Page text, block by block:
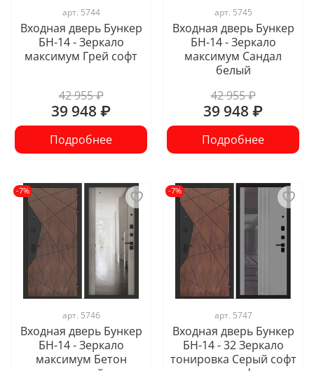
арт. 5744
Входная дверь Бункер
БН-14 - Зеркало
максимум Грей софт
42 955 ₽
39 948 ₽
Подробнее
арт. 5745
Входная дверь Бункер
БН-14 - Зеркало
максимум Сандал
белый
42 955 ₽
39 948 ₽
Подробнее
-7%
арт. 5746
Входная дверь Бункер
БН-14 - Зеркало
максимум Бетон
-7%
арт. 5747
Входная дверь Бункер
БН-14 - 32 Зеркало
тонировка Серый софт